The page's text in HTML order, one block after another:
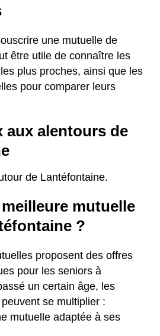
une mutuelle de
être utile de connaître les
plus proches, ainsi que les
pour comparer leurs
aux alentours de
de Lantéfontaine.
mutuelle
?
proposent des offres
pour les seniors à
un certain âge, les
se multiplier :
mutuelle adaptée à ses